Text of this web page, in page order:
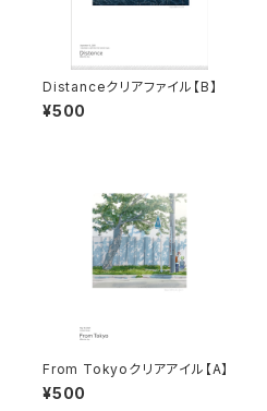
Distanceクリアファイル【B】
¥500
From Tokyoクリアアイル【A】
¥500